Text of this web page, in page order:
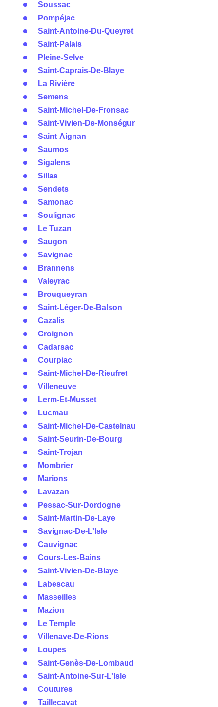
Soussac
Pompéjac
Saint-Antoine-Du-Queyret
Saint-Palais
Pleine-Selve
Saint-Caprais-De-Blaye
La Rivière
Semens
Saint-Michel-De-Fronsac
Saint-Vivien-De-Monségur
Saint-Aignan
Saumos
Sigalens
Sillas
Sendets
Samonac
Soulignac
Le Tuzan
Saugon
Savignac
Brannens
Valeyrac
Brouqueyran
Saint-Léger-De-Balson
Cazalis
Croignon
Cadarsac
Courpiac
Saint-Michel-De-Rieufret
Villeneuve
Lerm-Et-Musset
Lucmau
Saint-Michel-De-Castelnau
Saint-Seurin-De-Bourg
Saint-Trojan
Mombrier
Marions
Lavazan
Pessac-Sur-Dordogne
Saint-Martin-De-Laye
Savignac-De-L'Isle
Cauvignac
Cours-Les-Bains
Saint-Vivien-De-Blaye
Labescau
Masseilles
Mazion
Le Temple
Villenave-De-Rions
Loupes
Saint-Genès-De-Lombaud
Saint-Antoine-Sur-L'Isle
Coutures
Taillecavat